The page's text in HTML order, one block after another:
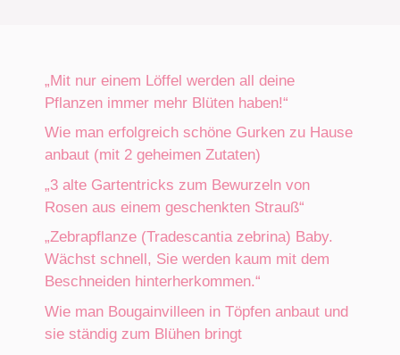
„Mit nur einem Löffel werden all deine
Pflanzen immer mehr Blüten haben!“
Wie man erfolgreich schöne Gurken zu Hause
anbaut (mit 2 geheimen Zutaten)
„3 alte Gartentricks zum Bewurzeln von
Rosen aus einem geschenkten Strauß“
„Zebrapflanze (Tradescantia zebrina) Baby.
Wächst schnell, Sie werden kaum mit dem
Beschneiden hinterherkommen.“
Wie man Bougainvilleen in Töpfen anbaut und
sie ständig zum Blühen bringt